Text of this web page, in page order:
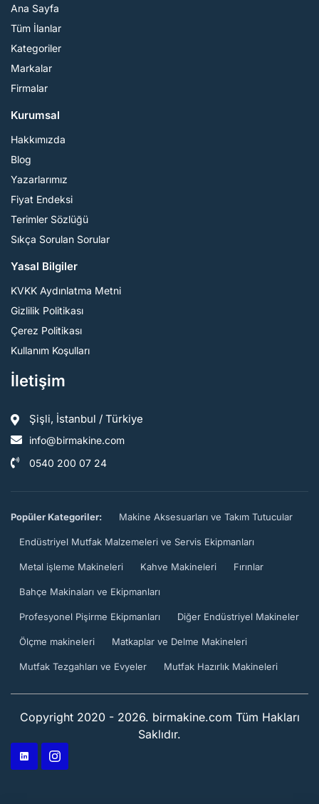
Ana Sayfa
Tüm İlanlar
Kategoriler
Markalar
Firmalar
Kurumsal
Hakkımızda
Blog
Yazarlarımız
Fiyat Endeksi
Terimler Sözlüğü
Sıkça Sorulan Sorular
Yasal Bilgiler
KVKK Aydınlatma Metni
Gizlilik Politikası
Çerez Politikası
Kullanım Koşulları
İletişim
Şişli, İstanbul / Türkiye
info@birmakine.com
0540 200 07 24
Popüler Kategoriler: Makine Aksesuarları ve Takım Tutucular
Endüstriyel Mutfak Malzemeleri ve Servis Ekipmanları
Metal işleme Makineleri Kahve Makineleri Fırınlar
Bahçe Makinaları ve Ekipmanları
Profesyonel Pişirme Ekipmanları Diğer Endüstriyel Makineler
Ölçme makineleri Matkaplar ve Delme Makineleri
Mutfak Tezgahları ve Evyeler Mutfak Hazırlık Makineleri
Copyright 2020 - 2026. birmakine.com Tüm Hakları
Saklıdır.